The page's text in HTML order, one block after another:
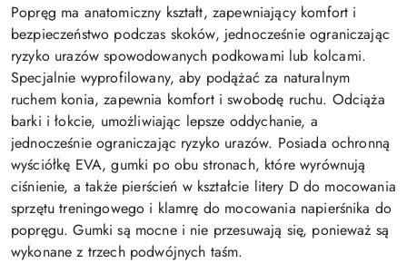
Popręg ma anatomiczny kształt, zapewniający komfort i
bezpieczeństwo podczas skoków, jednocześnie ograniczając
ryzyko urazów spowodowanych podkowami lub kolcami.
Specjalnie wyprofilowany, aby podążać za naturalnym
ruchem konia, zapewnia komfort i swobodę ruchu. Odciąża
barki i łokcie, umożliwiając lepsze oddychanie, a
jednocześnie ograniczając ryzyko urazów. Posiada ochronną
wyściółkę EVA, gumki po obu stronach, które wyrównują
ciśnienie, a także pierścień w kształcie litery D do mocowania
sprzętu treningowego i klamrę do mocowania napierśnika do
popręgu. Gumki są mocne i nie przesuwają się, ponieważ są
wykonane z trzech podwójnych taśm.